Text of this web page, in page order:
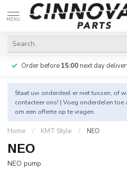
MENU
Order before 15:00next day
Staat uw onderdeel er niet tussen, of
contacteer ons! | Voeg onderdelen
om een offerte op te vragen.
Home / KMT Style / NEO
NEO
NEO pump.